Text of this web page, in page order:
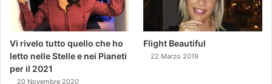
Vi rivelo tutto quello che ho
letto nelle Stelle e nei Pianeti
per il 2021
20 Novembre 2020
Flight Beautiful
22 Marzo 2019